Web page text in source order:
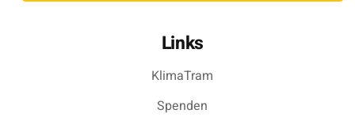
Links
KlimaTram
Spenden